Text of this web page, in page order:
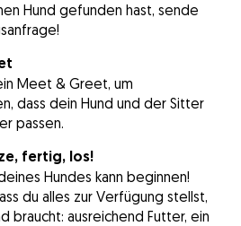
Hund gefunden hast, sende
Meet & Greet, um
dass dein Hund und der Sitter
passen.
fertig, los!
Hundes kann beginnen!
du alles zur Verfügung stellst,
braucht: ausreichend Futter, ein